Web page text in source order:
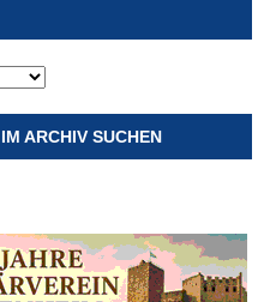
ARCHIV SUCHEN